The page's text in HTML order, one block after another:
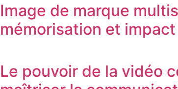
Image de marque
mémorisation et impact
Le pouvoir de la vidéo